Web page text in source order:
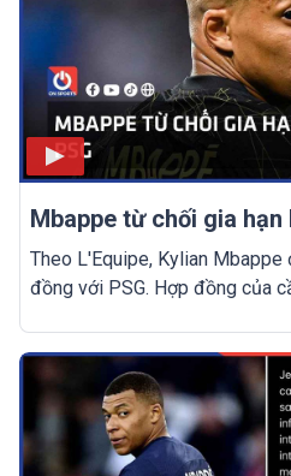
Mbappe từ chối gia
Theo L'Equipe, Kylian
đồng với PSG. Hợp đồng của